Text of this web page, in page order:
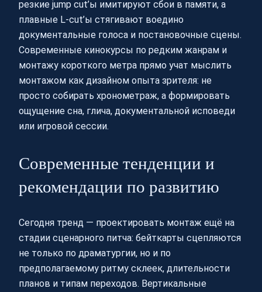
резкие jump cut’ы имитируют сбои в памяти, а
плавные L‑cut’ы стягивают воедино
документальные голоса и постановочные сцены.
Современные кинокурсы по редким жанрам и
монтажу короткого метра прямо учат мыслить
монтажом как дизайном опыта зрителя: не
просто собирать хронометраж, а формировать
ощущение сна, глича, документальной исповеди
или игровой сессии.
Современные тенденции и
рекомендации по развитию
Сегодня тренд — проектировать монтаж ещё на
стадии сценарного питча: бейткарты сцепляются
не только по драматургии, но и по
предполагаемому ритму склеек, длительности
планов и типам переходов. Вертикальные